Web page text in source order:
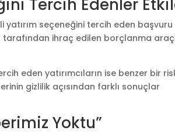
Tercih Edenler
yatırım seçeneğini tercih eden başvuru
ihraç edilen borçlanma
eden yatırımcıların ise benzer bir
gizlilik açısından farklı sonuçlar
Yoktu”